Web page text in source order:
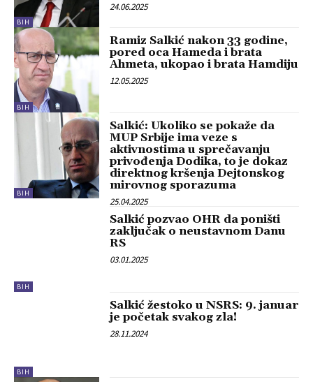
BIH
24.06.2025
BIH
Ramiz Salkić nakon 33 godine,
pored oca Hameda i brata
Ahmeta, ukopao i brata Hamdiju
12.05.2025
BIH
Salkić: Ukoliko se pokaže da
MUP Srbije ima veze s
aktivnostima u sprečavanju
privođenja Dodika, to je dokaz
direktnog kršenja Dejtonskog
mirovnog sporazuma
25.04.2025
BIH
Salkić pozvao OHR da poništi
zaključak o neustavnom Danu
RS
03.01.2025
BIH
Salkić žestoko u NSRS: 9. januar
je početak svakog zla!
28.11.2024